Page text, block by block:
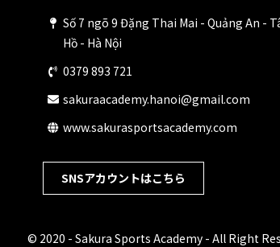
Số 7 ngõ 9 Đặng Thai Mai - Quảng An -
Hồ - Hà Nội
0379 893 721
sakuraacademy.hanoi@gmail.com
www.sakurasportsacademy.com
SNSアカウントはこちら
© 2020 - Sakura Sports Academy - All Right